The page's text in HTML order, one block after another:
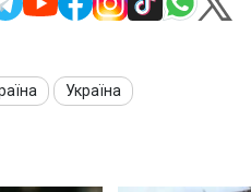
Україна